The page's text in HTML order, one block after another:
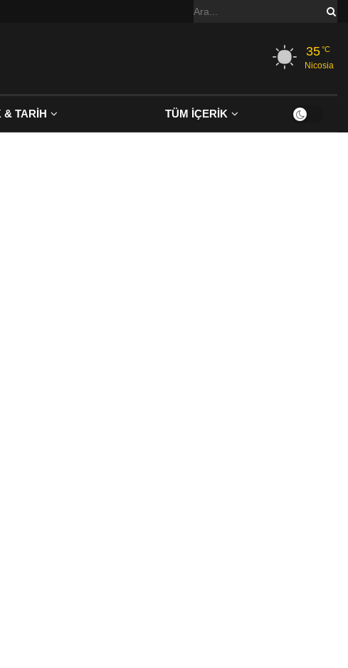
35°C
Nicosia
& TARİH TÜM İÇERİK